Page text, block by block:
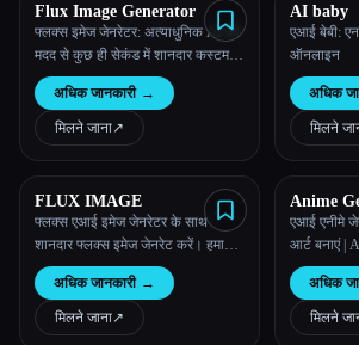
Flux Image Generator
फ्लक्स इमेज जेनरेटर: अत्याधुनिक AI की
मदद से कुछ ही सेकंड में शानदार कस्टम
इमेज बनाएं।
अधिक जानकारी →
मिलने जाना↗︎
AI baby
एआई बेबी:
ऑनलाइन
अधिक
मिलने
FLUX IMAGE
फ्लक्स एआई इमेज जेनरेटर के साथ
शानदार फ्लक्स इमेज जेनरेट करें। हमारा
मुफ़्त ऑनलाइन फ़्लक्स इमेज जनरेटर
अनोखा फ़्लक्स आर्ट बनाने के लिए एडवांस
AI का उपयोग करता है। फ़्लक्स इमेज
मॉडल ट्राई करें और अब अपनी खुद की
अधिक जानकारी →
मिलने जाना↗︎
Anime
एआई एनीमे
आर्ट बनाएं |
अधिक
मिलने